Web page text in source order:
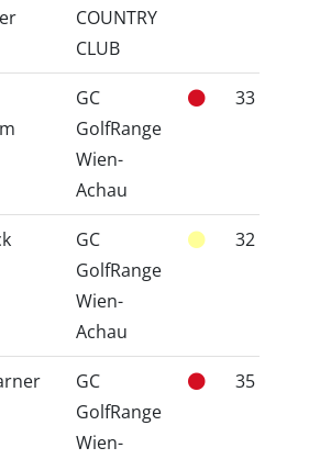
COUNTRY
CLUB
GC
GolfRange
Wien-
Achau
33
GC
GolfRange
Wien-
Achau
32
GC
GolfRange
Wien-
35